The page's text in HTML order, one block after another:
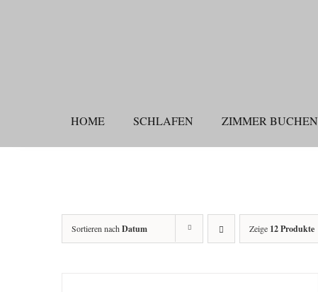
HOME SCHLAFEN ZIMMER BUCHEN
Sortieren nachDatum Zeige 12 Produkte